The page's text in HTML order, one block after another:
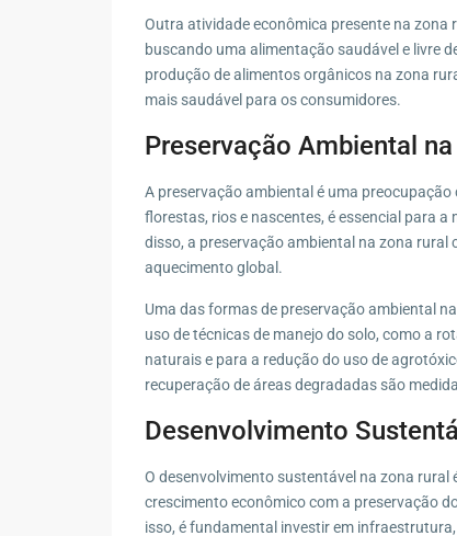
Outra atividade econômica presente na zona
buscando uma alimentação saudável e livre
produção de alimentos orgânicos na zona
mais saudável para os consumidores.
Preservação Ambiental na
A preservação ambiental é uma
florestas, rios e nascentes, é essencial para
disso, a preservação ambiental na zona
aquecimento global.
Uma das formas de preservação ambiental
uso de técnicas de manejo do solo, como a
naturais e para a redução do uso de
recuperação de áreas degradadas são
Desenvolvimento
O desenvolvimento sustentável na zona rural
crescimento econômico com a preservação
isso, é fundamental investir em